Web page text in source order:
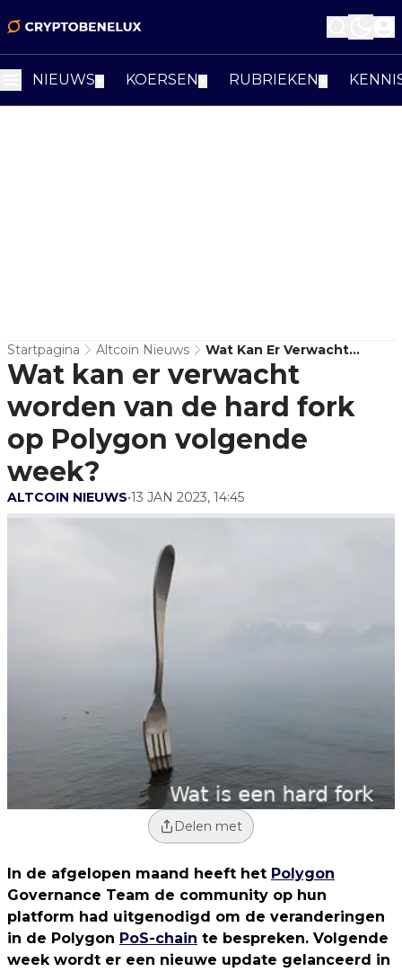
NIEUWS KOERSEN RUBRIEKEN
Startpagina Altcoin Nieuws
Wat Kan Er Verwacht
Worden Van De Hard Fork
Op Polygon Volgende
Week?
Wat kan er verwacht
worden van de hard fork
op Polygon volgende
week?
ALTCOIN NIEUWS•13 JAN 2023, 14:45
Delen met
In de afgelopen maand heeft het Polygon
Governance Team de community op hun
platform had uitgenodigd om de veranderingen
in de Polygon PoS-chain te bespreken. Volgende
week wordt er een nieuwe update gelanceerd in